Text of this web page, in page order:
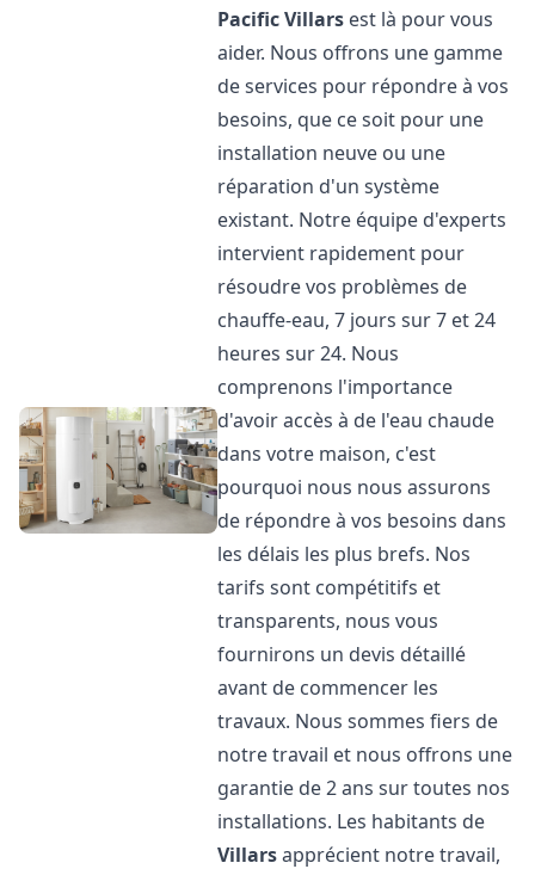
PacificVillars est là pour vous
aider. Nous offrons une gamme
de services pour répondre à vos
besoins, que ce soit pour une
installation neuve ou une
réparation d'un système
existant. Notre équipe d'experts
intervient rapidement pour
résoudre vos problèmes de
chauffe-eau, 7 jours sur 7 et 24
heures sur 24. Nous
comprenons l'importance
d'avoir accès à de l'eau chaude
dans votre maison, c'est
pourquoi nous nous assurons
de répondre à vos besoins dans
les délais les plus brefs. Nos
tarifs sont compétitifs et
transparents, nous vous
fournirons un devis détaillé
avant de commencer les
travaux. Nous sommes fiers de
notre travail et nous offrons une
garantie de 2 ans sur toutes nos
installations. Les habitants de
Villarsapprécient notre travail,